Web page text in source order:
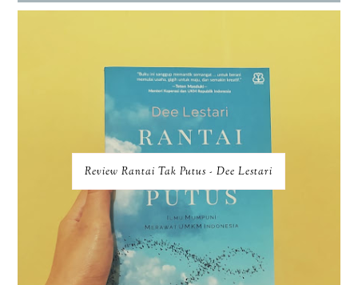
Review Rantai Tak Putus - Dee Lestari